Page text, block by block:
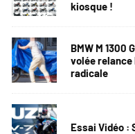
kiosque !
BMW M 1300
volée relance
radicale
Essai Vidéo :